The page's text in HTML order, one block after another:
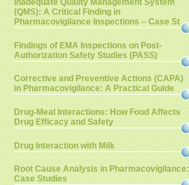
Inadequate Quality Management System
(QMS): A Critical Finding in
Pharmacovigilance Inspections – Case St
Findings of EMA Inspections on Post-
Authorization Safety Studies (PASS)
Corrective and Preventive Actions (CAPA)
in Pharmacovigilance: A Practical Guide
Drug-Meal Interactions: How Food Affects
Drug Efficacy and Safety
Drug Interaction with Milk
Root Cause Analysis in Pharmacovigilance:
Case Studies